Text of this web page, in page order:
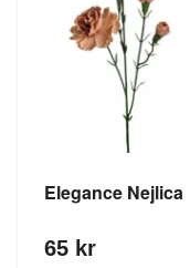
Elegance Nejlica
65 kr